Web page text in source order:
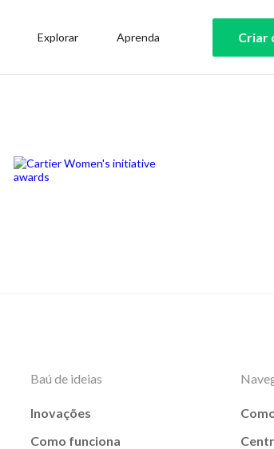
Explorar Aprenda Criar
Baú de ideias
Inovações
Como funciona